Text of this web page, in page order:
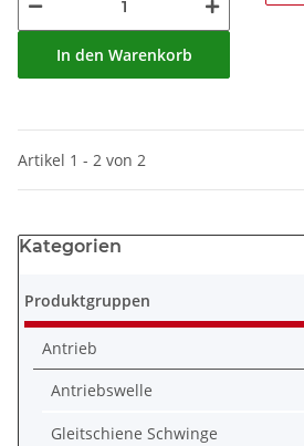
In den Warenkorb
Artikel 1 - 2 von 2
Kategorien
Produktgruppen
Antrieb
Antriebswelle
Gleitschiene Schwinge